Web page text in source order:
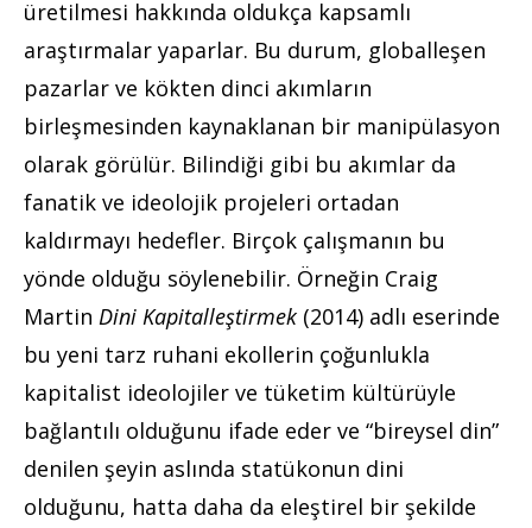
üretilmesi hakkında oldukça kapsamlı
araştırmalar yaparlar. Bu durum, globalleşen
pazarlar ve kökten dinci akımların
birleşmesinden kaynaklanan bir manipülasyon
olarak görülür. Bilindiği gibi bu akımlar da
fanatik ve ideolojik projeleri ortadan
kaldırmayı hedefler. Birçok çalışmanın bu
yönde olduğu söylenebilir. Örneğin Craig
Martin Dini Kapitalleştirmek (2014) adlı eserinde
bu yeni tarz ruhani ekollerin çoğunlukla
kapitalist ideolojiler ve tüketim kültürüyle
bağlantılı olduğunu ifade eder ve “bireysel din”
denilen şeyin aslında statükonun dini
olduğunu, hatta daha da eleştirel bir şekilde